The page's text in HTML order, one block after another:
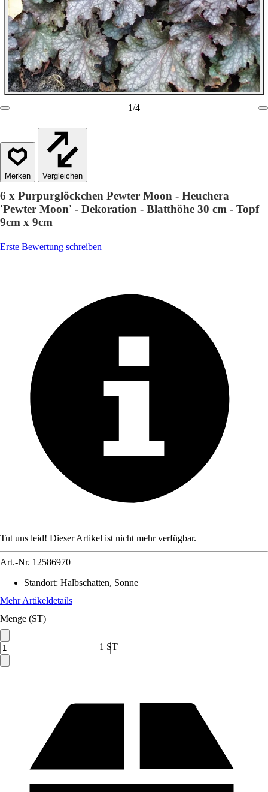
1/4
Vergleichen
6 x Purpurglöckchen Pewter Moon - Heuchera
'Pewter Moon' - Dekoration - Blatthöhe 30 cm - Topf
9cm x 9cm
Erste Bewertung schreiben
Tut uns leid! Dieser Artikel ist nicht mehr verfügbar.
Art.-Nr. 12586970
Standort: Halbschatten, Sonne
Mehr Artikeldetails
Menge (ST)
1 ST